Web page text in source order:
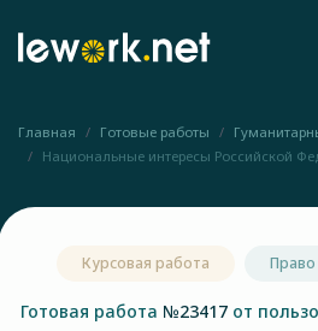
Главная Готовые работы
Национальные интересы Российской
Курсовая работа
Готовая работа №23417 от